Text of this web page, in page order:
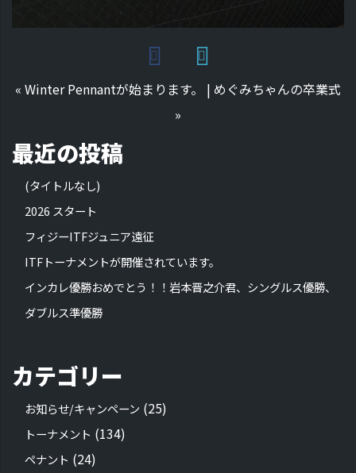
« Winter Pennantが始まります。 | めぐみちゃんの卒業式
»
最近の投稿
(タイトルなし)
2026 スタート
フィジーITFジュニア遠征
ITFトーナメントが開催されています。
インカレ優勝おめでとう！！岩本晋之介君、シングルス優勝、
ダブルス準優勝
カテゴリー
お知らせ/キャンペーン (25)
トーナメント (134)
ペナント (24)